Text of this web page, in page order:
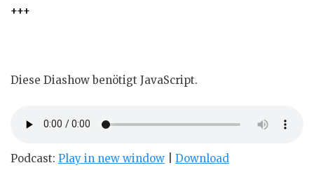
+++
Diese Diashow benötigt JavaScript.
Podcast: Play in new window
Download